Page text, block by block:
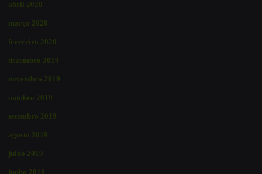
abril 2020
março 2020
fevereiro 2020
dezembro 2019
novembro 2019
outubro 2019
setembro 2019
agosto 2019
julho 2019
junho 2019